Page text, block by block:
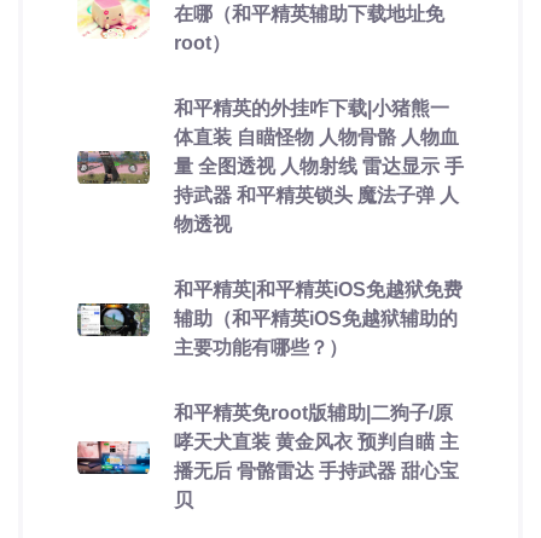
在哪（和平精英辅助下载地址免
root）
和平精英的外挂咋下载|小猪熊一
体直装 自瞄怪物 人物骨骼 人物血
量 全图透视 人物射线 雷达显示 手
持武器 和平精英锁头 魔法子弹 人
物透视
和平精英|和平精英iOS免越狱免费
辅助（和平精英iOS免越狱辅助的
主要功能有哪些？）
和平精英免root版辅助|二狗子/原
哮天犬直装 黄金风衣 预判自瞄 主
播无后 骨骼雷达 手持武器 甜心宝
贝